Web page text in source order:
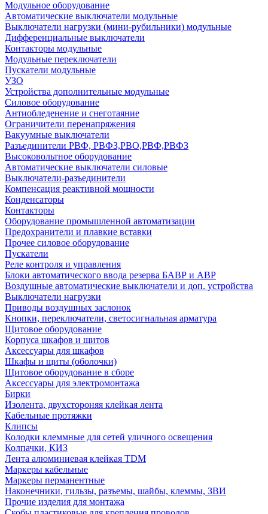
Модульное оборудование
Автоматические выключатели модульные
Выключатели нагрузки (мини-рубильники) модульные
Дифференциальные выключатели
Контакторы модульные
Модульные переключатели
Пускатели модульные
УЗО
Устройства дополнительные модульные
Силовое оборудование
Антиобледенение и снеготаяние
Ограничители перенапряжения
Вакуумные выключатели
Разъединители РВФ, РВФЗ,РВО,РВФ,РВФЗ
Высоковольтное оборудование
Автоматические выключатели cиловые
Выключатели-разъединители
Компенсация реактивной мощности
Конденсаторы
Контакторы
Оборудование промышленной автоматизации
Предохранители и плавкие вставки
Прочее силовое оборудование
Пускатели
Реле контроля и управления
Блоки автоматического ввода резерва БАВР и АВР
Воздушные автоматические выключатели и доп. устройства
Выключатели нагрузки
Приводы воздушных заслонок
Кнопки, переключатели, светосигнальная арматура
Щитовое оборудование
Корпуса шкафов и щитов
Аксессуары для шкафов
Шкафы и щиты (оболочки)
Щитовое оборудование в сборе
Аксессуары для электромонтажа
Бирки
Изолента, двухстороняя клейкая лента
Кабельные протяжки
Клипсы
Колодки клеммные для сетей уличного освещения
Колпачки, КИЗ
Лента алюминиевая клейкая TDM
Маркеры кабельные
Маркеры перманентные
Наконечники, гильзы, разъемы, шайбы, клеммы, ЗВИ
Прочие изделия для монтажа